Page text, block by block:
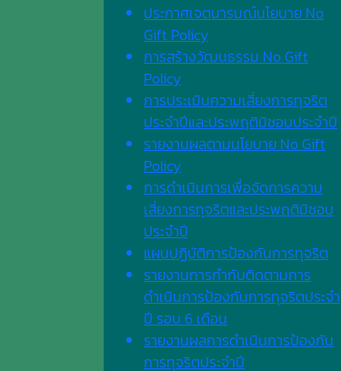
ประกาศเจตนารมณ์นโยบาย No
Gift Policy
การสร้างวัฒนธรรม No Gift
Policy
การประเมินความเสี่ยงการทุจริต
ประจำปีและประพฤติมิชอบประจำปี
รายงานผลตามนโยบาย No Gift
Policy
การดำเนินการเพื่อจัดการความ
เสี่ยงการทุจริตและประพฤติมิชอบ
ประจำปี
แผนปฏิบัติการป้องกันการทุจริต
รายงานการกำกับติดตามการ
ดำเนินการป้องกันการทุจริตประจำ
ปี รอบ 6 เดือน
รายงานผลการดำเนินการป้องกัน
การทุจริตประจำปี